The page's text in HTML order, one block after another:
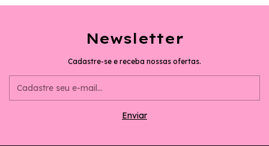
Newsletter
Cadastre-se e receba nossas ofertas.